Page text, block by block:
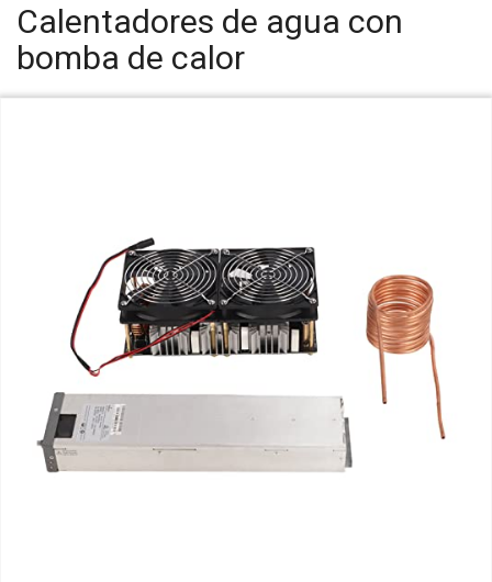
Calentadores de agua con
bomba de calor